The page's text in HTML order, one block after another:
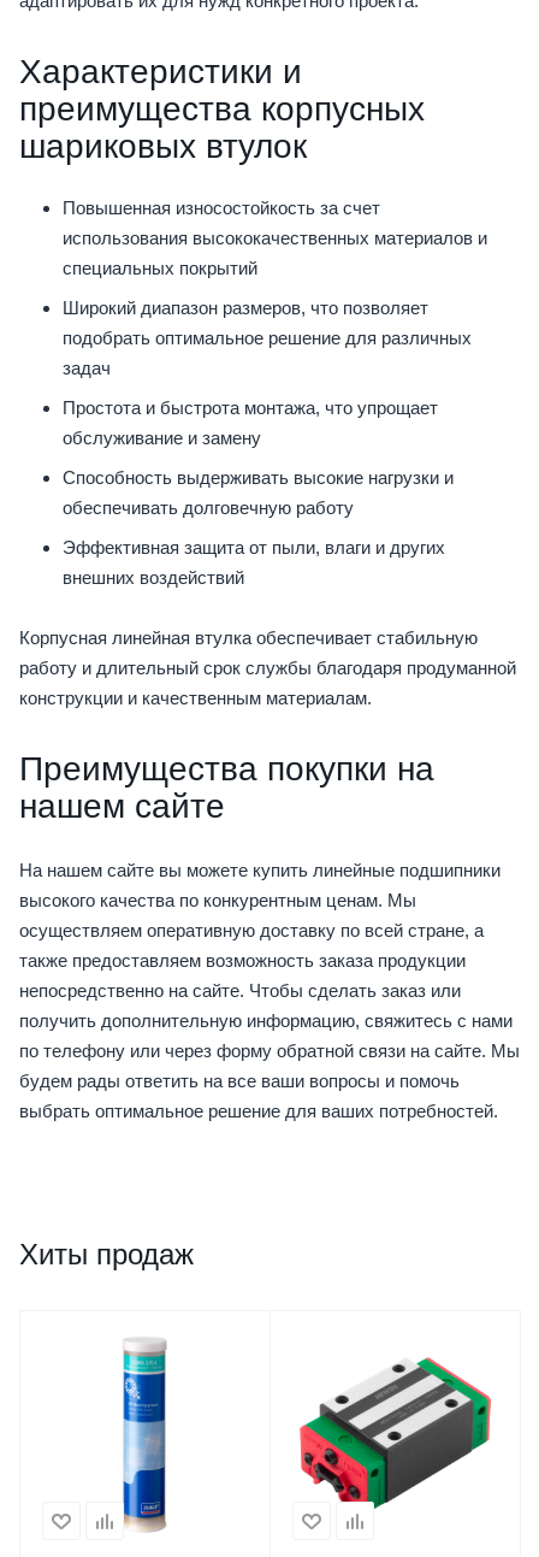
Характеристики и
преимущества корпусных
шариковых втулок
Повышенная износостойкость за счет
использования высококачественных материалов и
специальных покрытий
Широкий диапазон размеров, что позволяет
подобрать оптимальное решение для различных
задач
Простота и быстрота монтажа, что упрощает
обслуживание и замену
Способность выдерживать высокие нагрузки и
обеспечивать долговечную работу
Эффективная защита от пыли, влаги и других
внешних воздействий
Корпусная линейная втулка обеспечивает стабильную
работу и длительный срок службы благодаря продуманной
конструкции и качественным материалам.
Преимущества покупки на
нашем сайте
На нашем сайте вы можете купить линейные подшипники
высокого качества по конкурентным ценам. Мы
осуществляем оперативную доставку по всей стране, а
также предоставляем возможность заказа продукции
непосредственно на сайте. Чтобы сделать заказ или
получить дополнительную информацию, свяжитесь с нами
по телефону или через форму обратной связи на сайте. Мы
будем рады ответить на все ваши вопросы и помочь
выбрать оптимальное решение для ваших потребностей.
Хиты продаж